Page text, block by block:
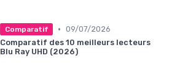
Comparatif • 09/07/2026
Comparatif des 10 meilleurs lecteurs
Blu Ray UHD (2026)